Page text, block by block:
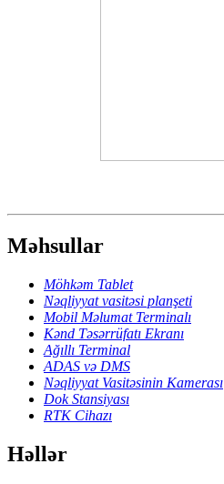
Məhsullar
Möhkəm Tablet
Nəqliyyat vasitəsi planşeti
Mobil Məlumat Terminalı
Kənd Təsərrüfatı Ekranı
Ağıllı Terminal
ADAS və DMS
Nəqliyyat Vasitəsinin Kamerası
Dok Stansiyası
RTK Cihazı
Həllər